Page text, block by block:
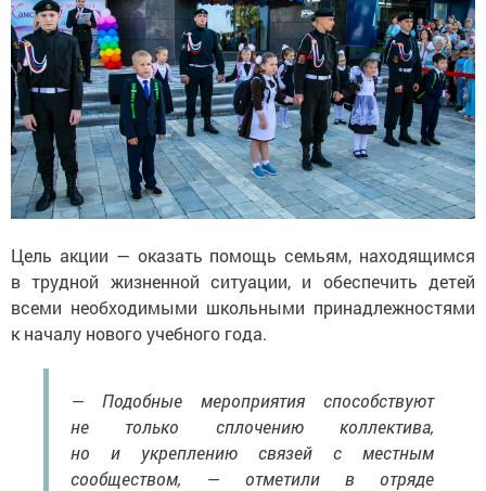
Цель акции — оказать помощь семьям, находящимся
в трудной жизненной ситуации, и обеспечить детей
всеми необходимыми школьными принадлежностями
к началу нового учебного года.
— Подобные мероприятия способствуют
не только сплочению коллектива,
но и укреплению связей с местным
сообществом, — отметили в отряде